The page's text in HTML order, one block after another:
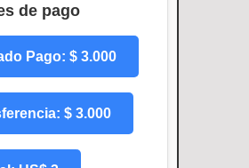
de pago
Pago: $ 3.000
$ 3.000